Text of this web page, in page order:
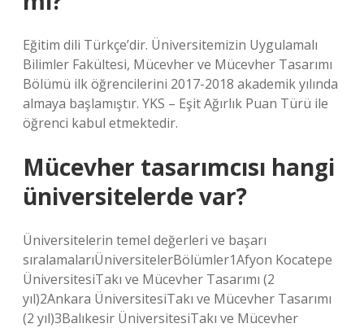
Eğitim dili Türkçe’dir. Üniversitemizin Uygulamalı
Bilimler Fakültesi, Mücevher ve Mücevher Tasarımı
Bölümü ilk öğrencilerini 2017-2018 akademik yılında
almaya başlamıştır. YKS – Eşit Ağırlık Puan Türü ile
öğrenci kabul etmektedir.
Mücevher tasarımcısı hangi
üniversitelerde var?
Üniversitelerin temel değerleri ve başarı
sıralamalarıÜniversitelerBölümler1Afyon Kocatepe
ÜniversitesiTakı ve Mücevher Tasarımı (2
yıl)2Ankara ÜniversitesiTakı ve Mücevher Tasarımı
(2 yıl)3Balıkesir ÜniversitesiTakı ve Mücevher